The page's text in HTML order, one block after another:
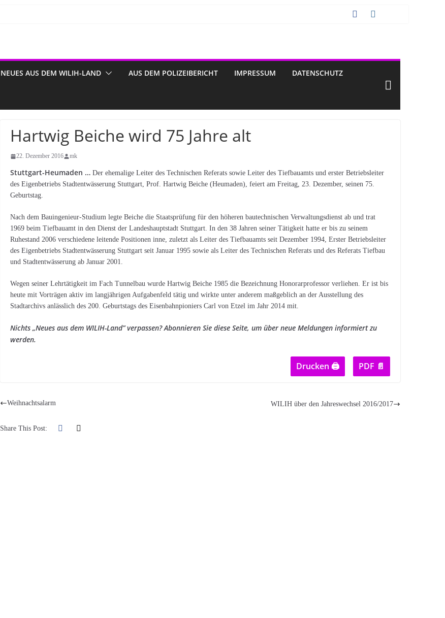
NEUES AUS DEM WILIH-LAND AUS DEM POLIZEIBERICHT IMPRESSUM DATENSCHUTZ
Hartwig Beiche wird 75 Jahre alt
22. Dezember 2016 mk
Stuttgart-Heumaden … Der ehemalige Leiter des Technischen Referats sowie Leiter des Tiefbauamts und erster Betriebsleiter
des Eigenbetriebs Stadtentwässerung Stuttgart, Prof. Hartwig Beiche (Heumaden), feiert am Freitag, 23. Dezember, seinen 75.
Geburtstag.
Nach dem Bauingenieur-Studium legte Beiche die Staatsprüfung für den höheren bautechnischen Verwaltungsdienst ab und trat
1969 beim Tiefbauamt in den Dienst der Landeshauptstadt Stuttgart. In den 38 Jahren seiner Tätigkeit hatte er bis zu seinem
Ruhestand 2006 verschiedene leitende Positionen inne, zuletzt als Leiter des Tiefbauamts seit Dezember 1994, Erster Betriebsleiter
des Eigenbetriebs Stadtentwässerung Stuttgart seit Januar 1995 sowie als Leiter des Technischen Referats und des Referats Tiefbau
und Stadtentwässerung ab Januar 2001.
Wegen seiner Lehrtätigkeit im Fach Tunnelbau wurde Hartwig Beiche 1985 die Bezeichnung Honorarprofessor verliehen. Er ist bis
heute mit Vorträgen aktiv im langjährigen Aufgabenfeld tätig und wirkte unter anderem maßgeblich an der Ausstellung des
Stadtarchivs anlässlich des 200. Geburtstags des Eisenbahnpioniers Carl von Etzel im Jahr 2014 mit.
Nichts „Neues aus dem WILIH-Land” verpassen? Abonnieren Sie diese Seite, um über neue Meldungen informiert zu
werden.
Drucken 🖨 PDF 📄
Weihnachtsalarm WILIH über den Jahreswechsel 2016/2017
Share This Post: